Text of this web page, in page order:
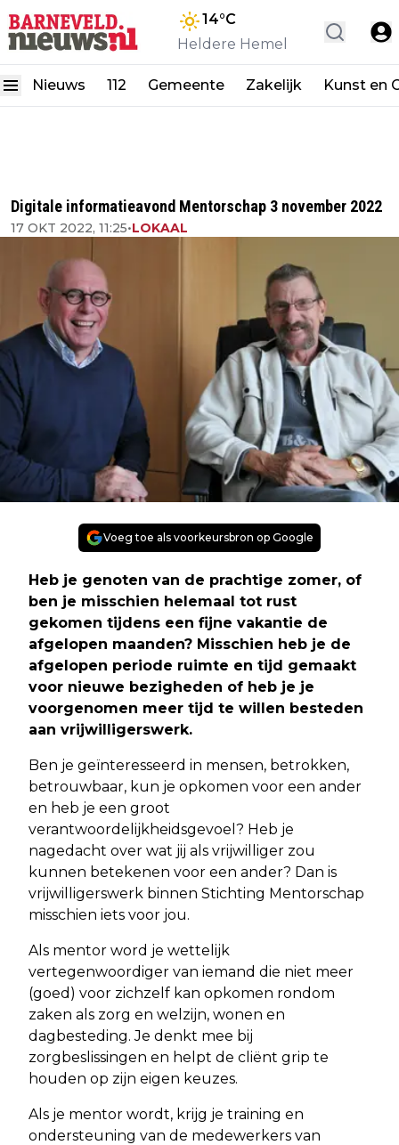
14°C
Heldere Hemel
Nieuws 112 Gemeente Zakelijk Kunst en
Digitale informatieavond Mentorschap 3 november 2022
17 OKT 2022, 11:25•LOKAAL
Voeg toe als voorkeursbron op Google
Heb je genoten van de prachtige zomer, of
ben je misschien helemaal tot rust
gekomen tijdens een fijne vakantie de
afgelopen maanden? Misschien heb je de
afgelopen periode ruimte en tijd gemaakt
voor nieuwe bezigheden of heb je je
voorgenomen meer tijd te willen besteden
aan vrijwilligerswerk.
Ben je geïnteresseerd in mensen, betrokken,
betrouwbaar, kun je opkomen voor een ander
en heb je een groot
verantwoordelijkheidsgevoel? Heb je
nagedacht over wat jij als vrijwilliger zou
kunnen betekenen voor een ander? Dan is
vrijwilligerswerk binnen Stichting Mentorschap
misschien iets voor jou.
Als mentor word je wettelijk
vertegenwoordiger van iemand die niet meer
(goed) voor zichzelf kan opkomen rondom
zaken als zorg en welzijn, wonen en
dagbesteding. Je denkt mee bij
zorgbeslissingen en helpt de cliënt grip te
houden op zijn eigen keuzes.
Als je mentor wordt, krijg je training en
ondersteuning van de medewerkers van